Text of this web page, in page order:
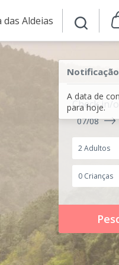
das Aldeias
Notificação
A data de
para hoje.
Check in/
07/08